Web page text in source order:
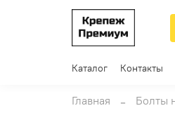
Каталог Контакты
Главная Болты